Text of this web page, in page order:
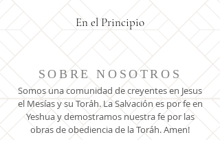
En el Principio
SOBRE NOSOTROS
Somos una comunidad de creyentes en Jesus
el Mesías y su Toráh. La Salvación es por fe en
Yeshua y demostramos nuestra fe por las
obras de obediencia de la Toráh. Amen!